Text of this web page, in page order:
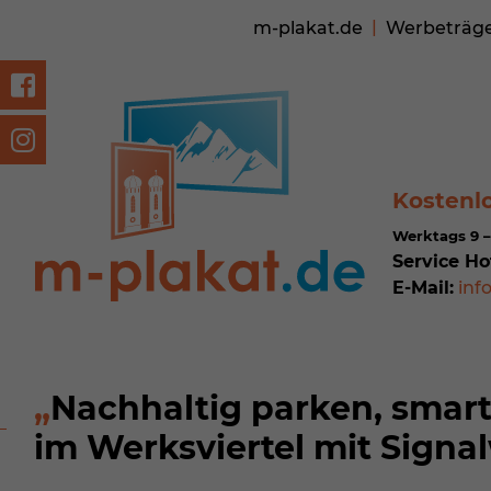
m-plakat.de
Werktags 9
Service
E-Mail:
Nachhaltig parken,
im Werksviertel mit